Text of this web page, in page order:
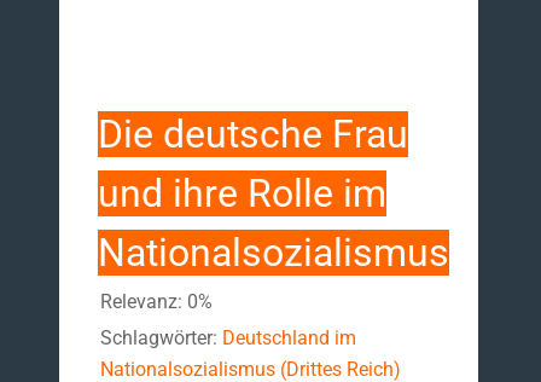
Die deutsche Frau
und ihre Rolle im
Nationalsozialismus
Relevanz: 0%
Schlagwörter: Deutschland im
Nationalsozialismus (Drittes Reich)